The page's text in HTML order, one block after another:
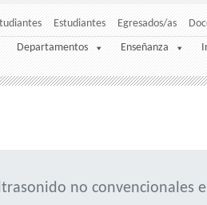
Estudiantes Egresados/as
Departamentos Enseñanza
no